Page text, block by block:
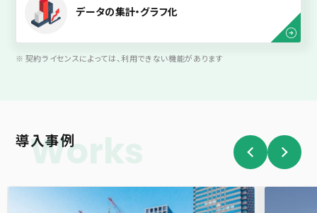
データの集計・グラフ化
契約ライセンスによっては、利用できない機能があります
導入事例
Works